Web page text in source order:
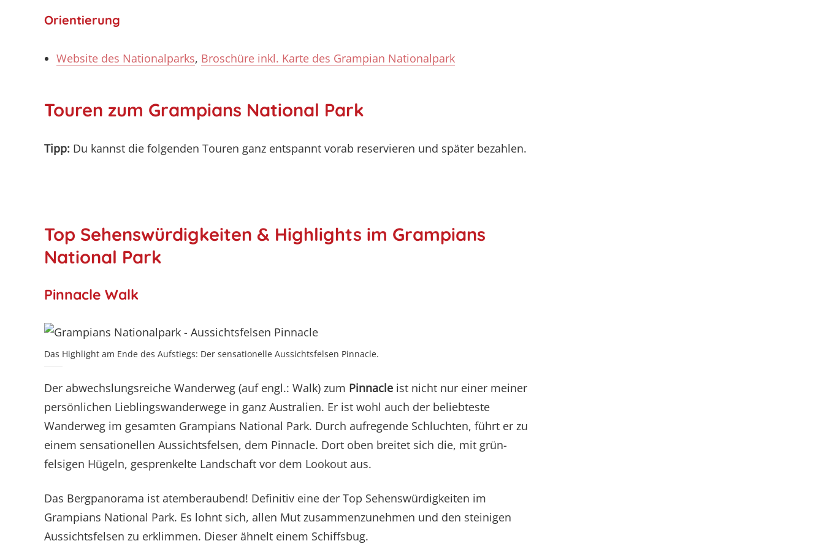
Orientierung
Website des Nationalparks, Broschüre inkl. Karte des Grampian Nationalpark
Touren zum Grampians National Park
Tipp: Du kannst die folgenden Touren ganz entspannt vorab reservieren und später bezahlen.
Top Sehenswürdigkeiten & Highlights im Grampians
National Park
Pinnacle Walk
Das Highlight am Ende des Aufstiegs: Der sensationelle Aussichtsfelsen Pinnacle.
Der abwechslungsreiche Wanderweg (auf engl.: Walk) zum Pinnacle ist nicht nur einer meiner
persönlichen Lieblingswanderwege in ganz Australien. Er ist wohl auch der beliebteste
Wanderweg im gesamten Grampians National Park. Durch aufregende Schluchten, führt er zu
einem sensationellen Aussichtsfelsen, dem Pinnacle. Dort oben breitet sich die, mit grün-
felsigen Hügeln, gesprenkelte Landschaft vor dem Lookout aus.
Das Bergpanorama ist atemberaubend! Definitiv eine der Top Sehenswürdigkeiten im
Grampians National Park. Es lohnt sich, allen Mut zusammenzunehmen und den steinigen
Aussichtsfelsen zu erklimmen. Dieser ähnelt einem Schiffsbug.